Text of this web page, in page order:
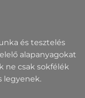
és tesztelés
alapanyagokat
ne csak sokfélék
legyenek.